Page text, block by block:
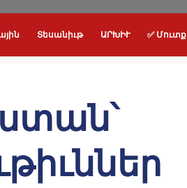
Տեսանիւթ ԱՐԽԻՒ ✅ Մուտք